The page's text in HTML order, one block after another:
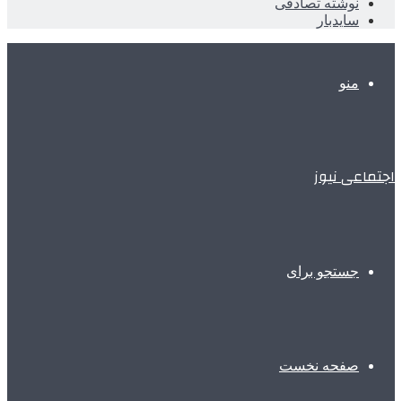
نوشته تصادفی
سایدبار
منو
اجتماعی نیوز
جستجو برای
صفحه نخست